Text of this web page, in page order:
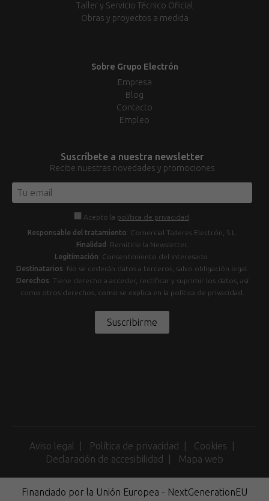
Taller y Servicio Técnico Oficial
Obras y proyectos a medida
Sobre Grupo Electrón
Empresa
Blog
Contacto
Empleo
Suscríbete a nuestra newsletter
Recibe nuestras novedades y promociones
Acepto la política de privacidad
Responsable del tratamiento: Comercial Talleres Electrón, S.L.
Finalidad : Remitirle la Newsletter.
Legitimación: Consentimiento del interesado.
Destinatarios: No se cederán datos a terceros, salvo obligación legal.
Derechos: Tiene derecho a acceder, rectificar y suprimir los datos, así
como otros derechos, como se explica en la política de privacidad.
Suscribirme
Aviso legal Política de privacidad
Cookies
Declaración de accesibilidad
Mapa web
Financiado por la Unión Europea - NextGenerationEU